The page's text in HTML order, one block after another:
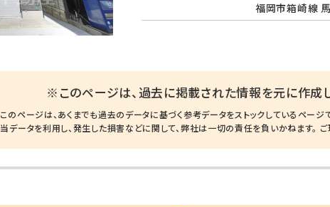
福岡市箱崎線
※このページは、過去に掲載された情報を元に作成
このページは、あくまでも過去のデータに基づく参考データをストックしているペー
当データを利用し、発生した損害などに関して、弊社は一切の責任を負いかねます。 ご